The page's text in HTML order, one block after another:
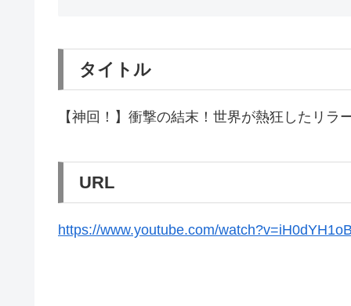
タイトル
【神回！】衝撃の結末！世界が熱狂したリラ
URL
https://www.youtube.com/